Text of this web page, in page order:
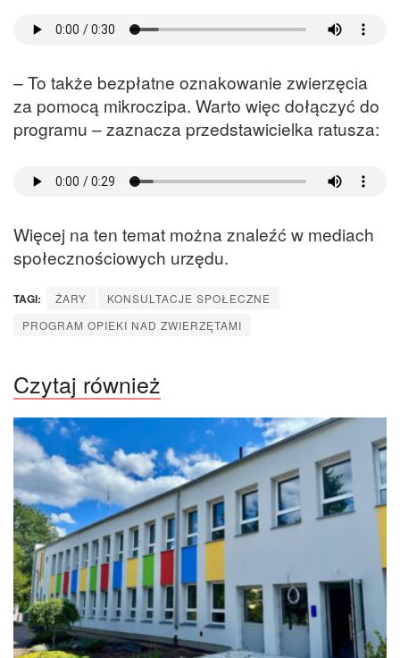
– To także bezpłatne oznakowanie zwierzęcia
za pomocą mikroczipa. Warto więc dołączyć do
programu – zaznacza przedstawicielka ratusza:
Więcej na ten temat można znaleźć w mediach
społecznościowych urzędu.
TAGI: ŻARY
KONSULTACJE SPOŁECZNE
PROGRAM OPIEKI NAD ZWIERZĘTAMI
Czytaj również